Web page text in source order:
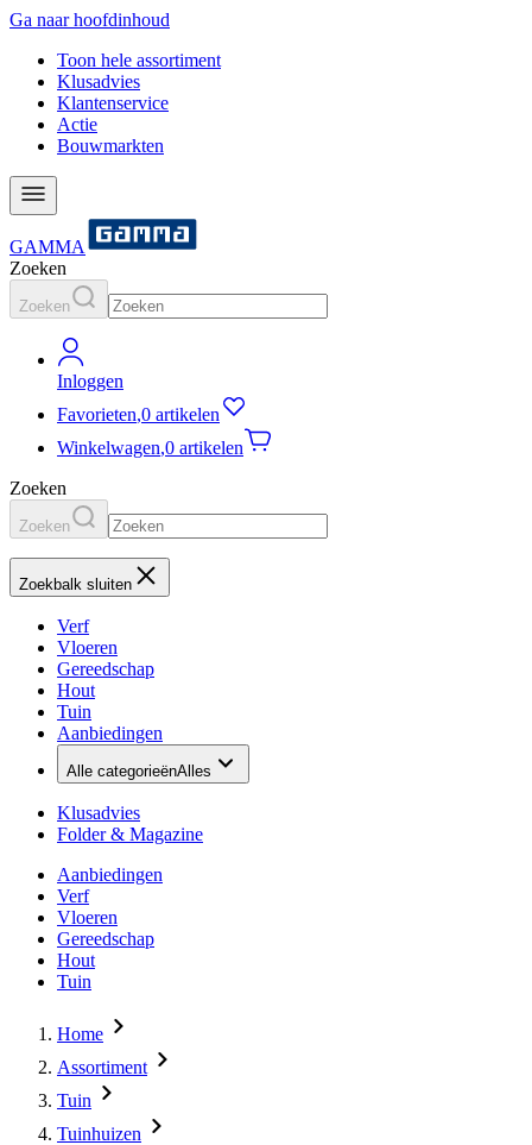
Ga naar hoofdinhoud
Toon hele assortiment
Klusadvies
Klantenservice
Actie
Bouwmarkten
GAMMA
Zoeken
Zoeken
Inloggen
Favorieten,0 artikelen
Winkelwagen,0 artikelen
Zoeken
Zoeken
Zoekbalk sluiten
Verf
Vloeren
Gereedschap
Hout
Tuin
Aanbiedingen
Alle categorieënAlles
Klusadvies
Folder & Magazine
Aanbiedingen
Verf
Vloeren
Gereedschap
Hout
Tuin
Home
Assortiment
Tuin
Tuinhuizen